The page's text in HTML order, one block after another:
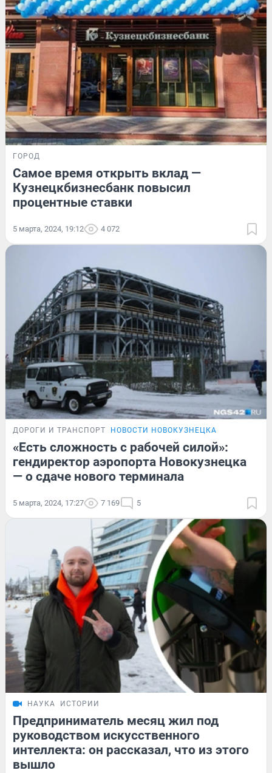
ГОРОД
Самое время открыть вклад —
Кузнецкбизнесбанк повысил
процентные ставки
5 марта, 2024, 19:12 4 072
ДОРОГИ И ТРАНСПОРТ НОВОСТИ НОВОКУЗНЕЦКА
«Есть сложность с рабочей силой»:
гендиректор аэропорта Новокузнецка
— о сдаче нового терминала
5 марта, 2024, 17:27 7 169 5
НАУКА ИСТОРИИ
Предприниматель месяц жил под
руководством искусственного
интеллекта: он рассказал, что из этого
вышло